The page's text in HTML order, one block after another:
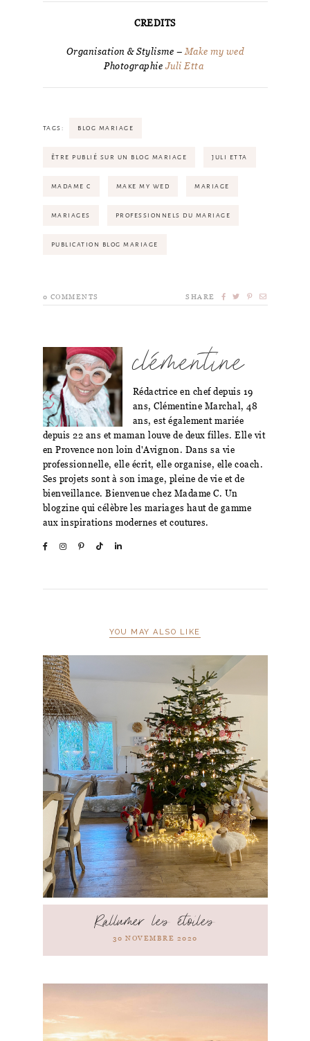
CREDITS
Organisation & Stylisme – Make my wed
PhotographieJuli Etta
TAGS: BLOG MARIAGE
ÊTRE PUBLIÉ SUR UN BLOG MARIAGE JULI ETTA
MADAME C MAKE MY WED MARIAGE
MARIAGES PROFESSIONNELS DU MARIAGE
PUBLICATION BLOG MARIAGE
0 COMMENTS SHARE
clémentine
Rédactrice en chef depuis 19
ans, Clémentine Marchal, 48
ans, est également mariée
depuis 22 ans et maman louve de deux filles. Elle vit
en Provence non loin d'Avignon. Dans sa vie
professionnelle, elle écrit, elle organise, elle coach.
Ses projets sont à son image, pleine de vie et de
bienveillance. Bienvenue chez Madame C. Un
blogzine qui célèbre les mariages haut de gamme
aux inspirations modernes et coutures.
YOU MAY ALSO LIKE
Rallumer les étoiles
30 NOVEMBRE 2020